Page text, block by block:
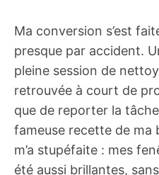
Ma conversion s’est
presque par accident.
pleine session de
retrouvée à court de
que de reporter la
fameuse recette de ma
m’a stupéfaite : mes
été aussi brillantes,